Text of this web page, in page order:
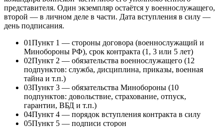
представителя. Один экземпляр остаётся у военнослужащего,
второй — в личном деле в части. Дата вступления в силу —
день подписания.
01Пункт 1 — стороны договора (военнослужащий и
Минобороны РФ), срок контракта (1, 3 или 5 лет)
02Пункт 2 — обязательства военнослужащего (12
подпунктов: служба, дисциплина, приказы, военная
тайна и т.п.)
03Пункт 3 — обязательства Минобороны (10
подпунктов: довольствие, страхование, отпуск,
гарантии, ВБД и т.п.)
04Пункт 4 — порядок вступления контракта в силу
05Пункт 5 — подписи сторон